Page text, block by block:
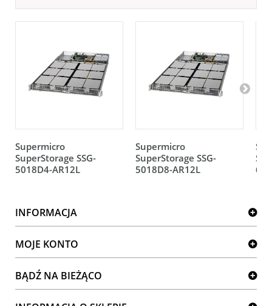
Supermicro
SuperStorage SSG-
5018D4-AR12L
Supermicro
SuperStorage SSG-
5018D8-AR12L
INFORMACJA
MOJE KONTO
BĄDŹ NA BIEŻĄCO